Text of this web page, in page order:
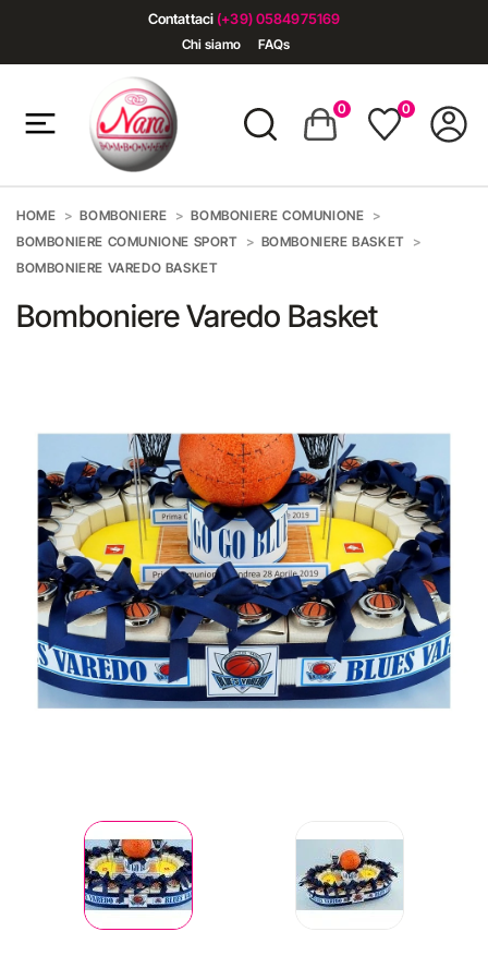
Contattaci (+39) 0584975169
Chi siamo FAQs
0 0
HOME BOMBONIERE
BOMBONIERE COMUNIONE
BOMBONIERE COMUNIONE SPORT
BOMBONIERE BASKET
BOMBONIERE VAREDO BASKET
Bomboniere Varedo Basket